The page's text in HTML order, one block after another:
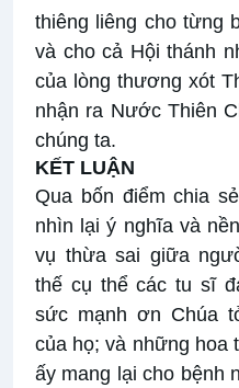
thiêng liêng cho từng
và cho cả Hội thánh
của lòng thương xót
nhận ra Nước Thiên
chúng ta.
KẾT LUẬN
Qua bốn điểm chia
nhìn lại ý nghĩa và
vụ thừa sai giữa
thế cụ thể các tu sĩ
sức mạnh ơn Chúa
của họ; và những hoa
ấy mang lại cho bệnh